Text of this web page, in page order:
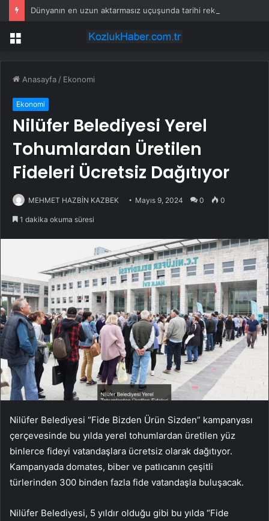
Menü
Anasayfa / Ekonomi
Ekonomi
Nilüfer Belediyesi Yerel
Tohumlardan Üretilen
Fideleri Ücretsiz Dağıtıyor
MEHMET HAZBİN KAZBEK Mayıs 9, 2024 0 0
1 dakika okuma süresi
Nilüfer Belediyesi “Fide Bizden Ürün Sizden” kampanyası
çerçevesinde bu yılda yerel tohumlardan üretilen yüz
binlerce fideyi vatandaşlara ücretsiz olarak dağıtıyor.
Kampanyada domates, biber ve patlıcanın çeşitli
türlerinden 300 binden fazla fide vatandaşla buluşacak.
Nilüfer Belediyesi, 5 yıldır olduğu gibi bu yılda “Fide